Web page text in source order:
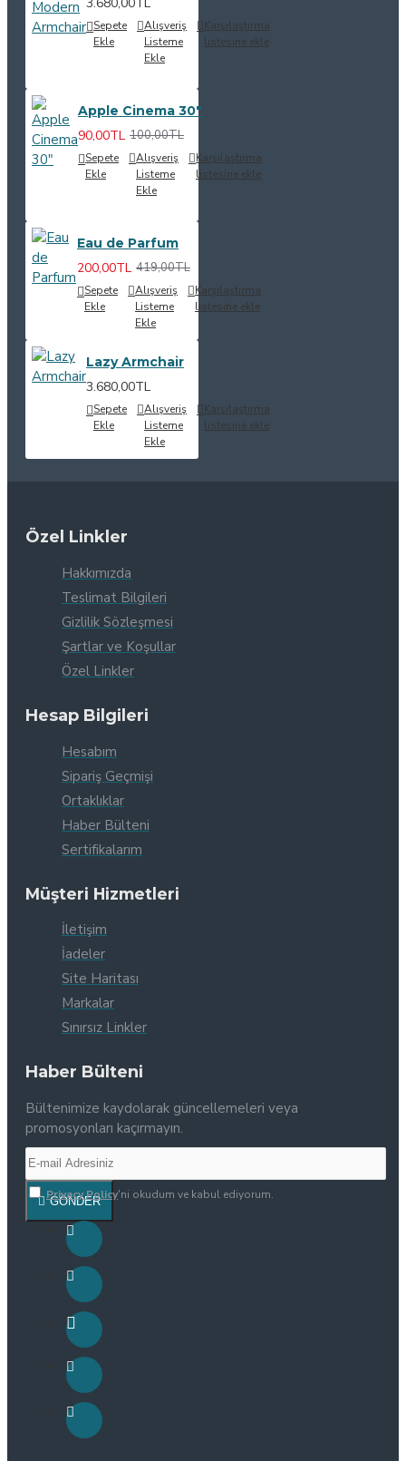
Sepete
Ekle
Alışveriş
Listeme
Ekle
Karşılaştırma
listesine ekle
Apple Cinema 30"
90,00TL 100,00TL
Sepete
Ekle
Alışveriş
Listeme
Ekle
Karşılaştırma
listesine ekle
Eau de Parfum
200,00TL 419,00TL
Sepete
Ekle
Alışveriş
Listeme
Ekle
Karşılaştırma
listesine ekle
Lazy Armchair
3.680,00TL
Sepete
Ekle
Alışveriş
Listeme
Ekle
Karşılaştırma
listesine ekle
Özel Linkler
Hakkımızda
Teslimat Bilgileri
Gizlilik Sözleşmesi
Şartlar ve Koşullar
Özel Linkler
Hesap Bilgileri
Hesabım
Sipariş Geçmişi
Ortaklıklar
Haber Bülteni
Sertifikalarım
Müşteri Hizmetleri
İletişim
İadeler
Site Haritası
Markalar
Sınırsız Linkler
Haber Bülteni
Bültenimize kaydolarak güncellemeleri veya
promosyonları kaçırmayın.
GÖNDER
Privacy Policy'ni okudum ve kabul ediyorum.